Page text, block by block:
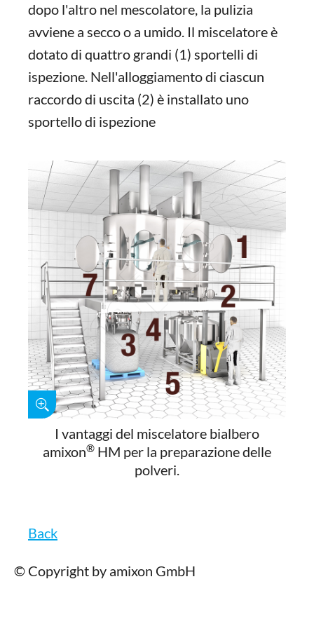
dopo l'altro nel mescolatore, la pulizia
avviene a secco o a umido. Il miscelatore è
dotato di quattro grandi (1) sportelli di
ispezione. Nell'alloggiamento di ciascun
raccordo di uscita (2) è installato uno
sportello di ispezione
I vantaggi del miscelatore bialbero
amixon® HM per la preparazione delle
polveri.
Back
© Copyright by amixon GmbH